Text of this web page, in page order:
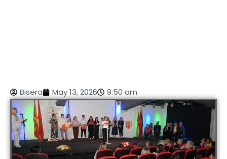
Bisera May 13, 2026 9:50 am